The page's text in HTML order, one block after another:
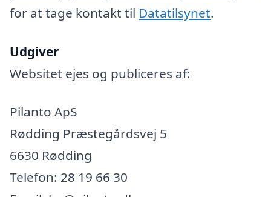
for at tage kontakt til Datatilsynet.
Udgiver
Websitet ejes og publiceres af:
Pilanto ApS
Rødding Præstegårdsvej 5
6630 Rødding
Telefon: 28 19 66 30